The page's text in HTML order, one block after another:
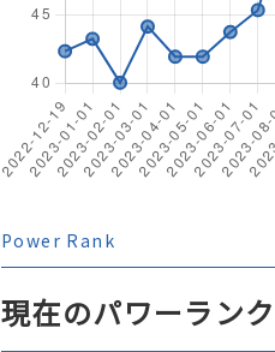
Power Rank
現在のパワーランク